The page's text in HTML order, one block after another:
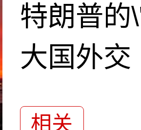
特朗普的
大国外交
相关